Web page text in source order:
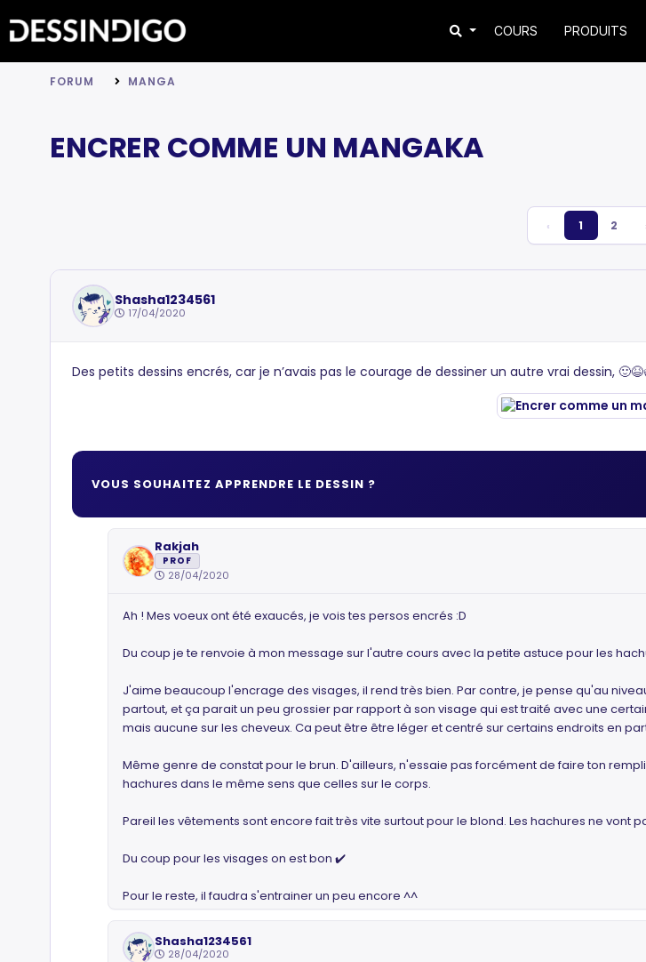
COURS PRODUITS
FORUM MANGA
ENCRER COMME UN MANGAKA
‹ 1 2
Shasha1234561
17/04/2020
Des petits dessins encrés, car je n’avais pas le courage de dessiner un autre vrai dessin,
VOUS SOUHAITEZ APPRENDRE LE DESSIN ?
Rakjah
PROF
28/04/2020
Ah ! Mes voeux ont été exaucés, je vois tes persos encrés :D
Du coup je te renvoie à mon message sur l'autre cours avec la petite astuce pour les
J'aime beaucoup l'encrage des visages, il rend très bien. Par contre, je pense qu'au
partout, et ça parait un peu grossier par rapport à son visage qui est traité avec une
mais aucune sur les cheveux. Ca peut être être léger et centré sur certains endroits en
Même genre de constat pour le brun. D'ailleurs, n'essaie pas forcément de faire ton
hachures dans le même sens que celles sur le corps.
Pareil les vêtements sont encore fait très vite surtout pour le blond. Les hachures ne
Du coup pour les visages on est bon ✔️
Pour le reste, il faudra s'entrainer un peu encore ^^
Shasha1234561
28/04/2020